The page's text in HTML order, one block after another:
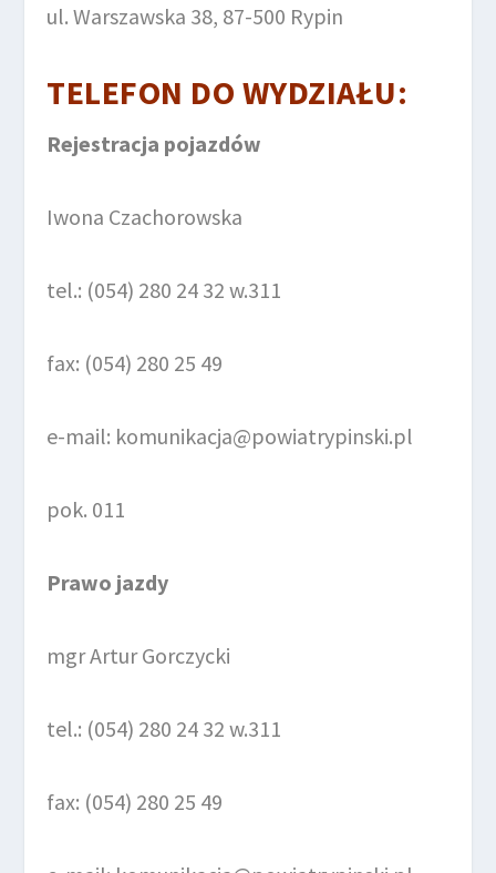
ul. Warszawska 38, 87-500 Rypin
TELEFON DO WYDZIAŁU:
Rejestracja pojazdów
Iwona Czachorowska
tel.: (054) 280 24 32 w.311
fax: (054) 280 25 49
e-mail: komunikacja@powiatrypinski.pl
pok. 011
Prawo jazdy
mgr Artur Gorczycki
tel.: (054) 280 24 32 w.311
fax: (054) 280 25 49